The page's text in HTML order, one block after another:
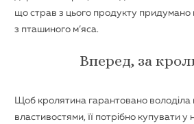
що страв з цього продукту придумано
з пташиного м’яса.
Вперед, за
Щоб кролятина гарантовано
властивостями, її потрібно купувати у